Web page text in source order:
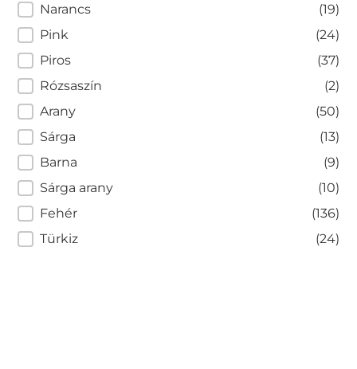
Narancs
(19)
Pink
(24)
Piros
(37)
Rózsaszín
(2)
Arany
(50)
Sárga
(13)
Barna
(9)
Sárga arany
(10)
Fehér
(136)
Türkiz
(24)